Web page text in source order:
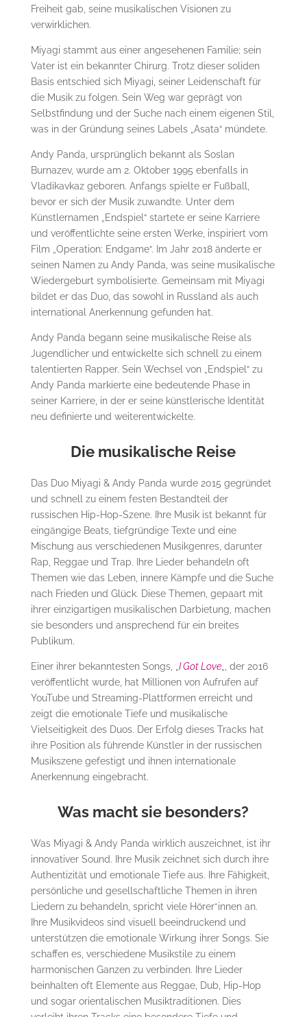
Freiheit gab, seine musikalischen Visionen zu
verwirklichen​.
Miyagi stammt aus einer angesehenen Familie; sein
Vater ist ein bekannter Chirurg. Trotz dieser soliden
Basis entschied sich Miyagi, seiner Leidenschaft für
die Musik zu folgen. Sein Weg war geprägt von
Selbstfindung und der Suche nach einem eigenen Stil,
was in der Gründung seines Labels „Asata“ mündete.
Andy Panda, ursprünglich bekannt als Soslan
Burnazev, wurde am 2. Oktober 1995 ebenfalls in
Vladikavkaz geboren. Anfangs spielte er Fußball,
bevor er sich der Musik zuwandte. Unter dem
Künstlernamen „Endspiel“ startete er seine Karriere
und veröffentlichte seine ersten Werke, inspiriert vom
Film „Operation: Endgame“. Im Jahr 2018 änderte er
seinen Namen zu Andy Panda, was seine musikalische
Wiedergeburt symbolisierte. Gemeinsam mit Miyagi
bildet er das Duo, das sowohl in Russland als auch
international Anerkennung gefunden hat​.
Andy Panda begann seine musikalische Reise als
Jugendlicher und entwickelte sich schnell zu einem
talentierten Rapper. Sein Wechsel von „Endspiel“ zu
Andy Panda markierte eine bedeutende Phase in
seiner Karriere, in der er seine künstlerische Identität
neu definierte und weiterentwickelte​.
Die musikalische Reise
Das Duo Miyagi & Andy Panda wurde 2015 gegründet
und schnell zu einem festen Bestandteil der
russischen Hip-Hop-Szene. Ihre Musik ist bekannt für
eingängige Beats, tiefgründige Texte und eine
Mischung aus verschiedenen Musikgenres, darunter
Rap, Reggae und Trap. Ihre Lieder behandeln oft
Themen wie das Leben, innere Kämpfe und die Suche
nach Frieden und Glück. Diese Themen, gepaart mit
ihrer einzigartigen musikalischen Darbietung, machen
sie besonders und ansprechend für ein breites
Publikum.
Einer ihrer bekanntesten Songs, „ I Got Love„, der 2016
veröffentlicht wurde, hat Millionen von Aufrufen auf
YouTube und Streaming-Plattformen erreicht und
zeigt die emotionale Tiefe und musikalische
Vielseitigkeit des Duos. Der Erfolg dieses Tracks hat
ihre Position als führende Künstler in der russischen
Musikszene gefestigt und ihnen internationale
Anerkennung eingebracht​.
Was macht sie besonders?
Was Miyagi & Andy Panda wirklich auszeichnet, ist ihr
innovativer Sound. Ihre Musik zeichnet sich durch ihre
Authentizität und emotionale Tiefe aus. Ihre Fähigkeit,
persönliche und gesellschaftliche Themen in ihren
Liedern zu behandeln, spricht viele Hörer*innen an.
Ihre Musikvideos sind visuell beeindruckend und
unterstützen die emotionale Wirkung ihrer Songs. Sie
schaffen es, verschiedene Musikstile zu einem
harmonischen Ganzen zu verbinden. Ihre Lieder
beinhalten oft Elemente aus Reggae, Dub, Hip-Hop
und sogar orientalischen Musiktraditionen. Dies